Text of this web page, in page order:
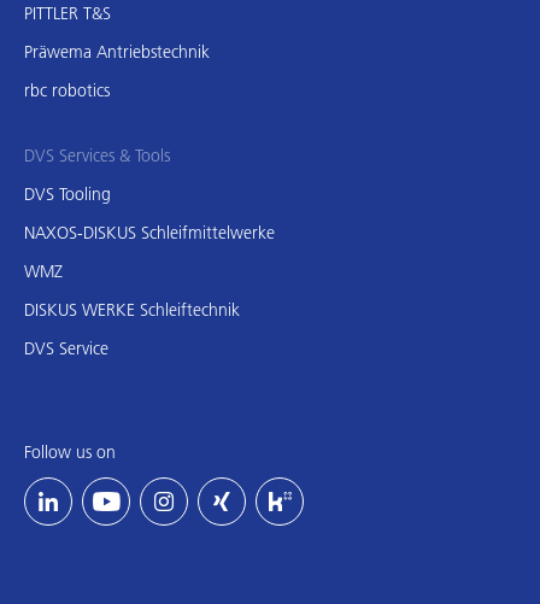
PITTLER T&S
Präwema Antriebstechnik
rbc robotics
DVS Services & Tools
DVS Tooling
NAXOS-DISKUS Schleifmittelwerke
WMZ
DISKUS WERKE Schleiftechnik
DVS Service
Follow us on